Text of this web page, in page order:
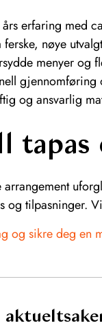
erfaring med
ferske, nøye
menyer og
gjennomføring
og ansvarlig
tapas
og tilpasninger.
og sikre deg en